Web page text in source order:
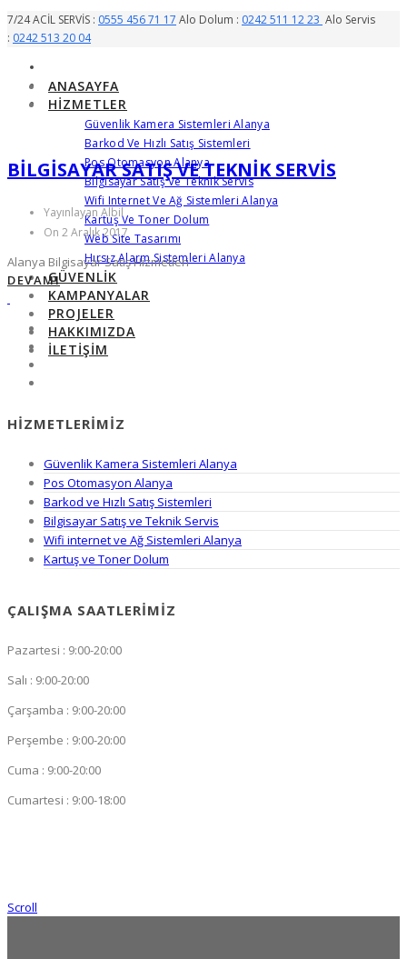
7/24 ACİL SERVİS : 0555 456 71 17 Alo Dolum : 0242 511 12 23 Alo Servis
: 0242 513 20 04
ANASAYFA
HIZMETLER
Güvenlik Kamera Sistemleri Alanya
Barkod Ve Hızlı Satış Sistemleri
Pos Otomasyon Alanya
Bilgisayar Satış Ve Teknik Servis
Wifi Internet Ve Ağ Sistemleri Alanya
Kartuş Ve Toner Dolum
Web Site Tasarımı
Hırsız Alarm Sistemleri Alanya
GÜVENLIK
KAMPANYALAR
PROJELER
HAKKIMIZDA
İLETIŞIM
BILGISAYAR SATIŞ VE TEKNIK SERVIS
Yayınlayan Albil
On 2 Aralık 2017
Alanya Bilgisayar Satış Hizmetleri
DEVAMI
HIZMETLERIMIZ
Güvenlik Kamera Sistemleri Alanya
Pos Otomasyon Alanya
Barkod ve Hızlı Satış Sistemleri
Bilgisayar Satış ve Teknik Servis
Wifi internet ve Ağ Sistemleri Alanya
Kartuş ve Toner Dolum
ÇALIŞMA SAATLERIMIZ
Pazartesi : 9:00-20:00
Salı : 9:00-20:00
Çarşamba : 9:00-20:00
Perşembe : 9:00-20:00
Cuma : 9:00-20:00
Cumartesi : 9:00-18:00
Scroll